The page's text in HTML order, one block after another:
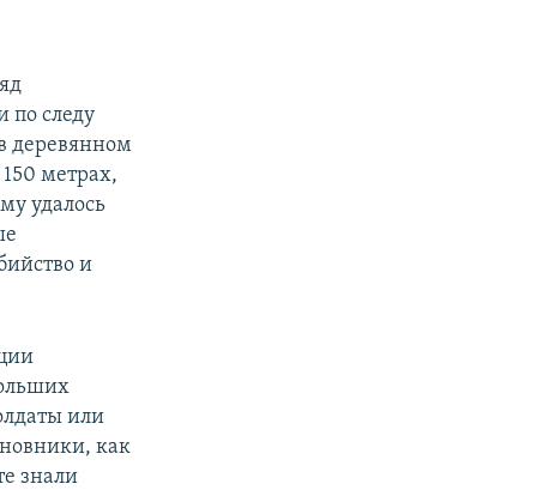
по следу
деревянном
метрах,
удалось
и
или
как
знали